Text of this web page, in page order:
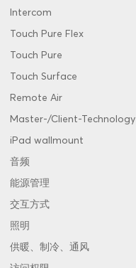
Intercom
Touch Pure Flex
Touch Pure
Touch Surface
Remote Air
Master-/Client-Technology
iPad wallmount
音频
能源管理
交互方式
照明
供暖、制冷、通风